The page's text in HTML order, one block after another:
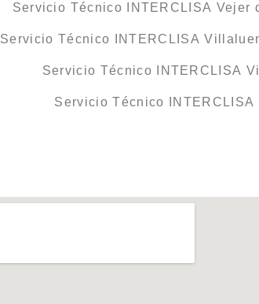
Servicio Técnico INTERCLISA Vejer
Servicio Técnico INTERCLISA
Servicio Técnico INTERCLISA
Servicio Técnico INTERCLISA